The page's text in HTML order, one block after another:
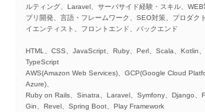
ルティング、Laravel、サーバサイド経験・スキル、
プリ開発、言語・フレームワーク、SEO対策、プロダク
イエンティスト、フロントエンド、バックエンド
HTML、CSS、JavaScript、Ruby、Perl、Scala、Kotlin、
TypeScript
AWS(Amazon Web Services)、GCP(Google Cloud
Azure)、
Ruby on Rails、Sinatra、Laravel、Symfony、Django、
Gin、Revel、Spring Boot、Play Framework